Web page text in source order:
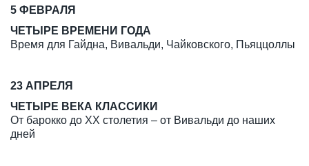
5 ФЕВРАЛЯ
ЧЕТЫРЕ ВРЕМЕНИ ГОДА
Время для Гайдна, Вивальди, Чайковского, Пьяццоллы
23 АПРЕЛЯ
ЧЕТЫРЕ ВЕКА КЛАССИКИ
От барокко до XX столетия – от Вивальди до наших
дней